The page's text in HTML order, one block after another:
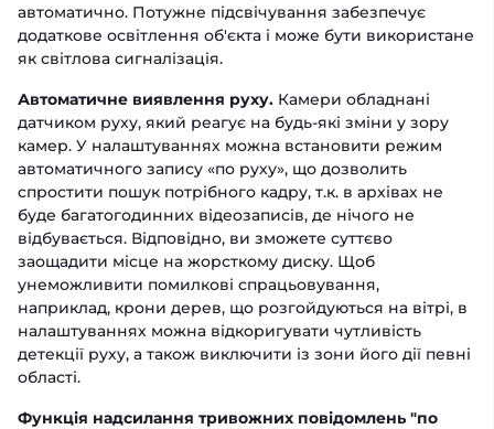
автоматично. Потужне підсвічування забезпечує
додаткове освітлення об'єкта і може бути використане
як світлова сигналізація.
Автоматичне виявлення руху. Камери обладнані
датчиком руху, який реагує на будь-які зміни у зору
камер. У налаштуваннях можна встановити режим
автоматичного запису «по руху», що дозволить
спростити пошук потрібного кадру, т.к. в архівах не
буде багатогодинних відеозаписів, де нічого не
відбувається. Відповідно, ви зможете суттєво
заощадити місце на жорсткому диску. Щоб
унеможливити помилкові спрацьовування,
наприклад, крони дерев, що розгойдуються на вітрі, в
налаштуваннях можна відкоригувати чутливість
детекції руху, а також виключити із зони його дії певні
області.
Функція надсилання тривожних повідомлень "по